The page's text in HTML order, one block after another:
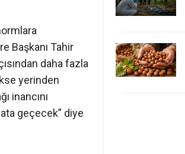
Başkanı Tahir
daha fazla
yerinden
inancını
geçecek” diye